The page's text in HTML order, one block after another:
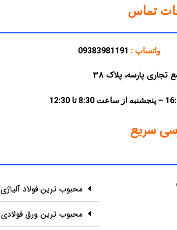
تماس
واتساپ : 09383981191
سریع
محبوب ترین فولاد آلیاژی
محبوب ترین ورق فولادی